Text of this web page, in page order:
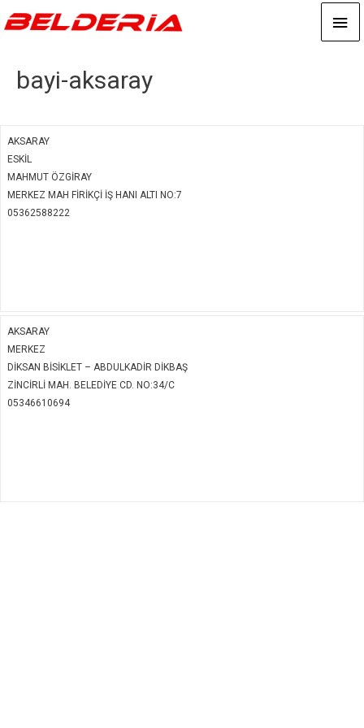
Ana
bayi-aksaray
AKSARAY
ESKİL
MAHMUT ÖZGİRAY
MERKEZ MAH FİRİKÇİ İŞ HANI ALTI NO:7
05362588222
AKSARAY
MERKEZ
DİKSAN BİSİKLET – ABDULKADİR DİKBAŞ
ZİNCİRLİ MAH. BELEDİYE CD. NO:34/C
05346610694